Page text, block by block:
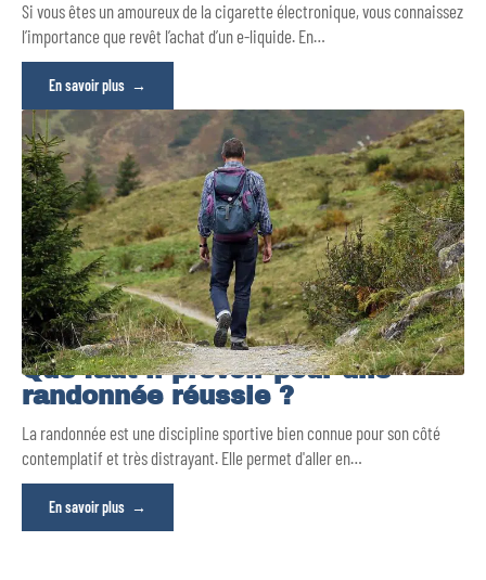
Si vous êtes un amoureux de la cigarette électronique, vous connaissez
l’importance que revêt l’achat d’un e-liquide. En…
En savoir plus
Que faut-il prévoir pour une
randonnée réussie ?
La randonnée est une discipline sportive bien connue pour son côté
contemplatif et très distrayant. Elle permet d'aller en…
En savoir plus